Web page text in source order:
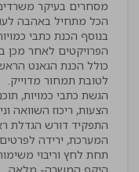
בנוסף הכנת כתבי
הפרויקטים לאחר מכן
כולל הכנת הגאנט
הגשת כתבי כמויות,
התפקיד דורש הגדלת
המערכת, ירידה